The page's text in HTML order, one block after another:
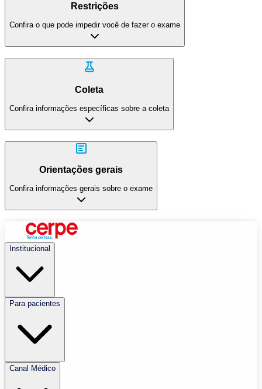
Restrições
Confira o que pode impedir você de fazer o exame
Coleta
Confira informações específicas sobre a coleta
Orientações gerais
Confira informações gerais sobre o exame
Institucional
Para pacientes
Canal Médico